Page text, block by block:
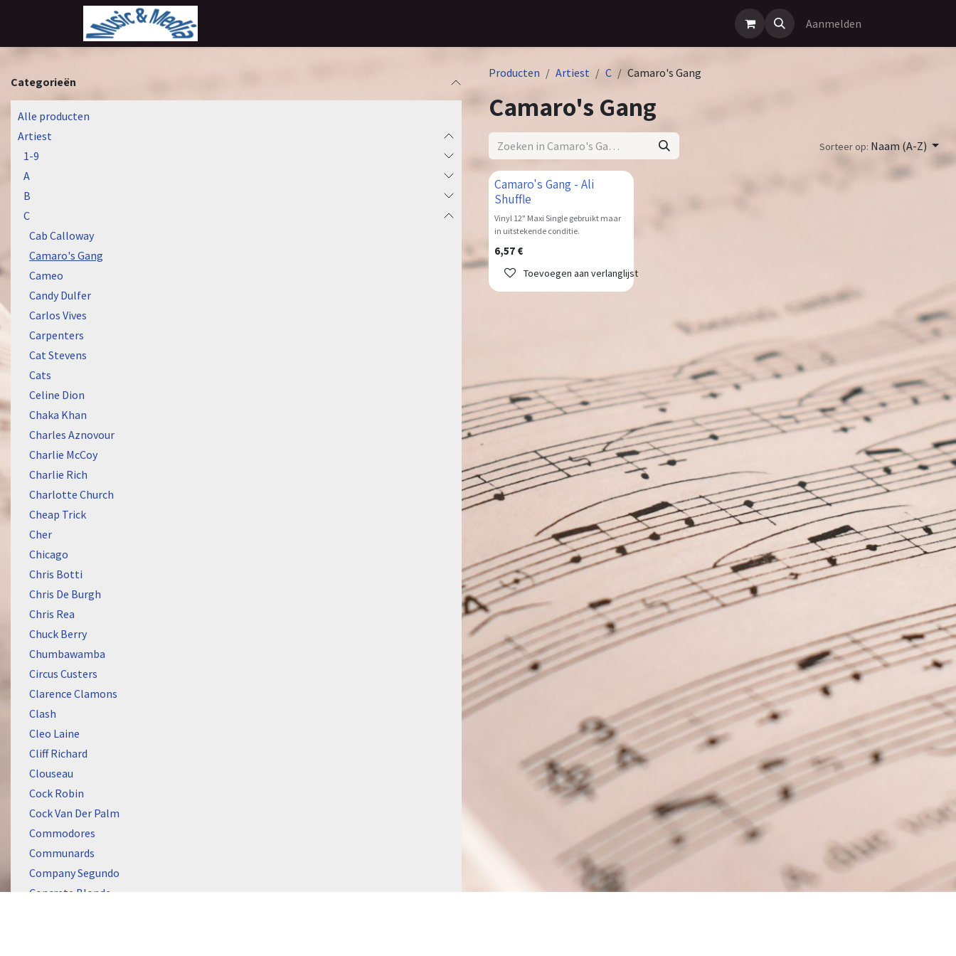
Overslaan naar inhoud
Aanmelden
Categorieën
Alle producten
Artiest
1-9
A
B
C
Cab Calloway
Camaro's Gang
Cameo
Candy Dulfer
Carlos Vives
Carpenters
Cat Stevens
Cats
Celine Dion
Chaka Khan
Charles Aznovour
Charlie McCoy
Charlie Rich
Charlotte Church
Cheap Trick
Cher
Chicago
Chris Botti
Chris De Burgh
Chris Rea
Chuck Berry
Chumbawamba
Circus Custers
Clarence Clamons
Clash
Cleo Laine
Cliff Richard
Clouseau
Cock Robin
Cock Van Der Palm
Commodores
Communards
Company Segundo
Concrete Blonde
Producten Artiest C Camaro's Gang
Camaro's Gang
Sorteer op: Naam (A-Z)
Camaro's Gang - Ali
Shuffle
Vinyl 12" Maxi Single gebruikt maar
in uitstekende conditie.
6,57 €
Toevoegen aan verlanglijst